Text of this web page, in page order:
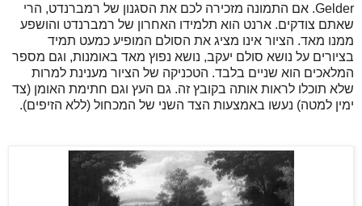
Gelder. אם התמונה מזכירה לכם את הסגנון של רמברנדט, הרי
שאתם צודקים. ארנט הוא תלמידו האחרון של רמברנדט והושפע
ממנו מאד. הציור אינו מציג את הסולם המופיע כמעט תמיד
בציורים על נושא סולם יעקב, נושא נפוץ מאד באומנות, וגם מספר
המלאכים הוא שניים בלבד. הטכניקה של הציור מענינת למרות
שלא תוכלו לראות אותה בקובץ זה. גם העץ וגם חתימת האומן (צד
ימין למטה) נעשו באמצעות הצד השני של המכחול (ללא הזיפים).